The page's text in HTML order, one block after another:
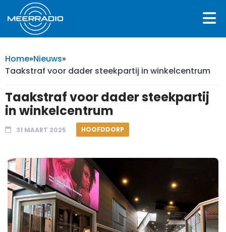
Home»Nieuws»
Taakstraf voor dader steekpartij in winkelcentrum
Taakstraf voor dader steekpartij
in winkelcentrum
31 MAART 2025 HOOFDDORP